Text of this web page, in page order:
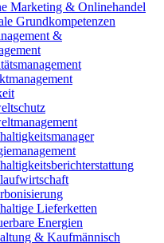
Marketing & Onlinehandel
Grundkompetenzen
&
Lieferketten
Energien
& Kaufmännisch